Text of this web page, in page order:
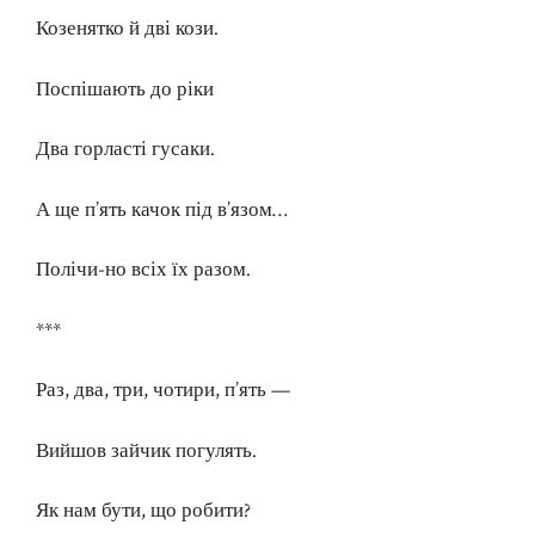
Козенятко й дві кози.
Поспішають до ріки
Два горласті гусаки.
А ще п’ять качок під в’язом…
Полічи-но всіх їх разом.
***
Раз, два, три, чотири, п’ять —
Вийшов зайчик погулять.
Як нам бути, що робити?